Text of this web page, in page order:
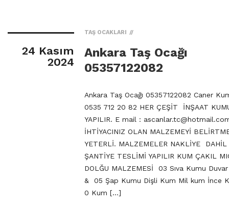
24 Kasım
2024
TAŞ OCAKLARI
Ankara Taş Ocağı
05357122082
Ankara Taş Ocağı 05357122082 Caner
0535 712 20 82 HER ÇEŞİT İNŞAAT
YAPILIR. E mail :
İHTİYACINIZ OLAN MALZEMEYİ
YETERLİ. MALZEMELER NAKLİYE DAHİL
ŞANTİYE TESLİMİ YAPILIR KUM ÇAKIL
DOLĞU MALZEMESİ 03 Sıva Kumu
& 05 Şap Kumu Dişli Kum Mil kum İnce
0 Kum […]